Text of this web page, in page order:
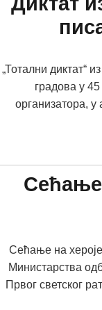
„Тотални диктат“
градова у
организатора, у
Сећање
Сећање на хероје
Министарства
Првог светског